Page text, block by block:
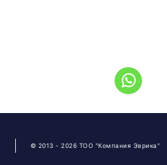
© 2013 - 2026 ТОО "Компания Эврика"